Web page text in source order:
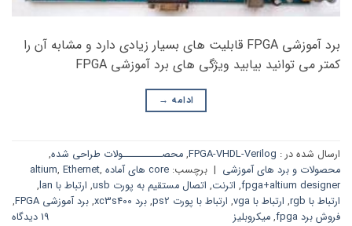
برد آموزشی FPGA قابلیت های بسیار زیادی دارد و مشابه آن را
کمتر می توانید بیابید ویژگی های برد آموزشی FPGA
ادامه →
ارسال شده در : FPGA-VHDL-Verilog
, محصــــــــــولات طراحی شده,
محصولات و برد های آموزشی | برچسب: core های آماده altium , Ethernet,
fpga+altium designer
, اترنت, اتصال مستقیم به پورت usb , ارتباط با lan
,
ارتباط با rgb
, ارتباط با vga , ارتباط با پورت ps2 , برد xc3s400 , برد آموزشی FPGA
,
فروش برد fpga
, میکروبلیز 19 دیدگاه